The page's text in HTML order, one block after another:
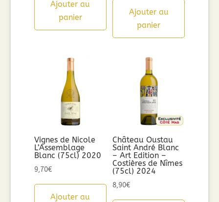
Ajouter au
panier
Ajouter au
panier
Vignes de Nicole
L’Assemblage
Blanc (75cl) 2020
9,70€
Ajouter au
Château Oustau
Saint André Blanc
– Art Edition –
Costières de Nîmes
(75cl) 2024
8,90€